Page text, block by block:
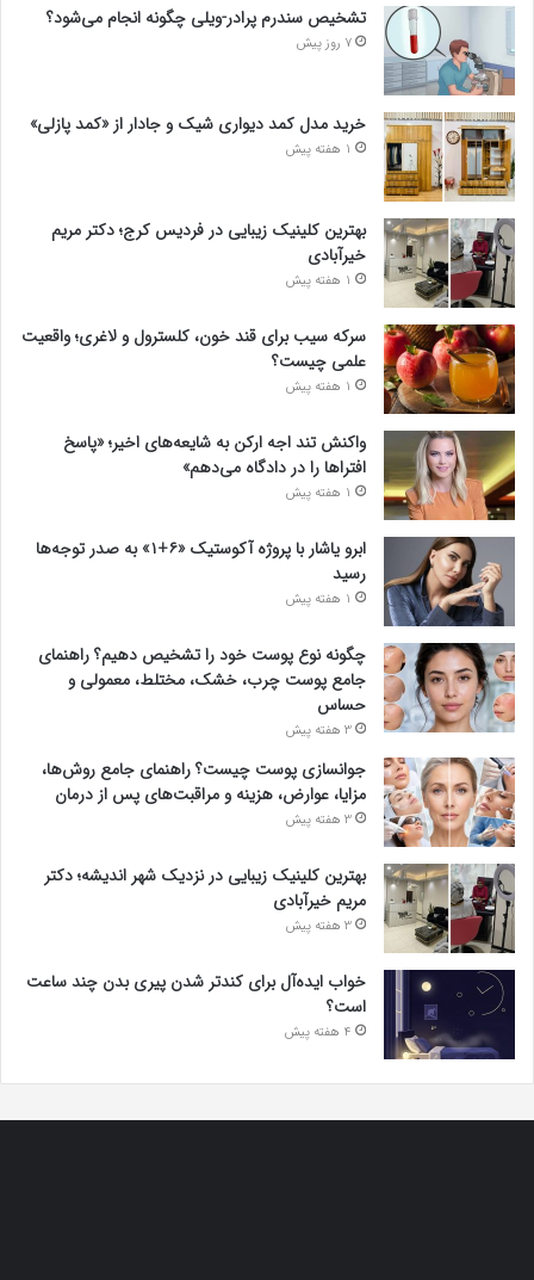
تشخیص سندرم پرادر-ویلی چگونه انجام می‌شود؟
7 روز پیش
خرید مدل کمد دیواری شیک و جادار از «کمد پازلی»
1 هفته پیش
بهترین کلینیک زیبایی در فردیس کرج؛ دکتر مریم
خیرآبادی
1 هفته پیش
سرکه سیب برای قند خون، کلسترول و لاغری؛ واقعیت
علمی چیست؟
1 هفته پیش
واکنش تند اجه ارکن به شایعه‌های اخیر؛ «پاسخ
افتراها را در دادگاه می‌دهم»
1 هفته پیش
ابرو یاشار با پروژه آکوستیک «۶+۱» به صدر توجه‌ها
رسید
1 هفته پیش
چگونه نوع پوست خود را تشخیص دهیم؟ راهنمای
جامع پوست چرب، خشک، مختلط، معمولی و
حساس
3 هفته پیش
جوانسازی پوست چیست؟ راهنمای جامع روش‌ها،
مزایا، عوارض، هزینه و مراقبت‌های پس از درمان
3 هفته پیش
بهترین کلینیک زیبایی در نزدیک شهر اندیشه؛ دکتر
مریم خیرآبادی
3 هفته پیش
خواب ایده‌آل برای کندتر شدن پیری بدن چند ساعت
است؟
4 هفته پیش